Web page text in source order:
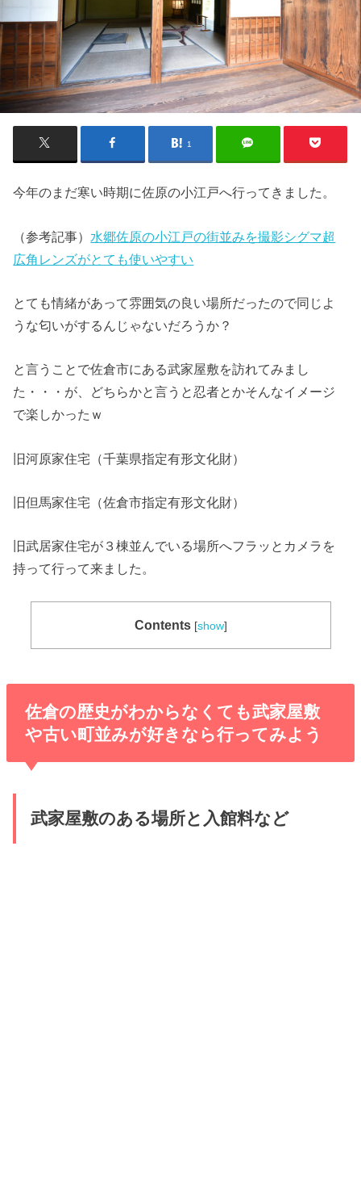
1
今年のまだ寒い時期に佐原の小江戸へ行ってきました。
（参考記事） 水郷佐原の小江戸の街並みを撮影シグマ超
広角レンズがとても使いやすい
とても情緒があって雰囲気の良い場所だったので同じよ
うな匂いがするんじゃないだろうか？
と言うことで佐倉市にある武家屋敷を訪れてみまし
た・・・が、どちらかと言うと忍者とかそんなイメージ
で楽しかったｗ
旧河原家住宅（千葉県指定有形文化財）
旧但馬家住宅（佐倉市指定有形文化財）
旧武居家住宅が３棟並んでいる場所へフラッとカメラを
持って行って来ました。
Contents [show]
佐倉の歴史がわからなくても武家屋敷
や古い町並みが好きなら行ってみよう
武家屋敷のある場所と入館料など